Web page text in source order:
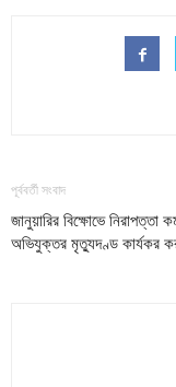
পূর্ববর্তী সংবাদ
জানুয়ারির বিক্ষোভে নিরাপত্তা
অভিযুক্তর মৃত্যুদণ্ড কার্যকর